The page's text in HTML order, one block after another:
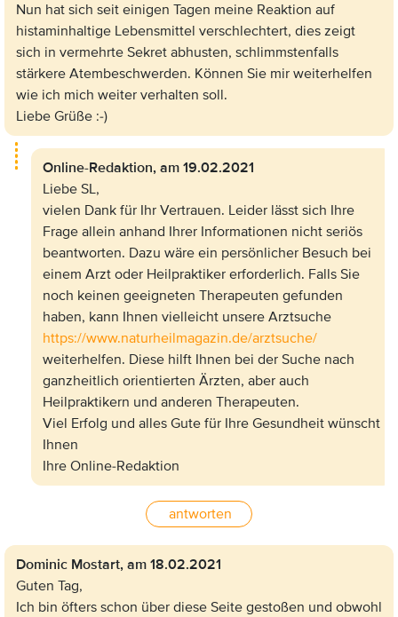
Nun hat sich seit einigen Tagen meine Reaktion auf
histaminhaltige Lebensmittel verschlechtert, dies zeigt
sich in vermehrte Sekret abhusten, schlimmstenfalls
stärkere Atembeschwerden. Können Sie mir weiterhelfen
wie ich mich weiter verhalten soll.
Liebe Grüße :-)
Online-Redaktion, am 19.02.2021
Liebe SL,
vielen Dank für Ihr Vertrauen. Leider lässt sich Ihre
Frage allein anhand Ihrer Informationen nicht seriös
beantworten. Dazu wäre ein persönlicher Besuch bei
einem Arzt oder Heilpraktiker erforderlich. Falls Sie
noch keinen geeigneten Therapeuten gefunden
haben, kann Ihnen vielleicht unsere Arztsuche
https://www.naturheilmagazin.de/arztsuche/
weiterhelfen. Diese hilft Ihnen bei der Suche nach
ganzheitlich orientierten Ärzten, aber auch
Heilpraktikern und anderen Therapeuten.
Viel Erfolg und alles Gute für Ihre Gesundheit wünscht
Ihnen
Ihre Online-Redaktion
antworten
Dominic Mostart, am 18.02.2021
Guten Tag,
Ich bin öfters schon über diese Seite gestoßen und obwohl